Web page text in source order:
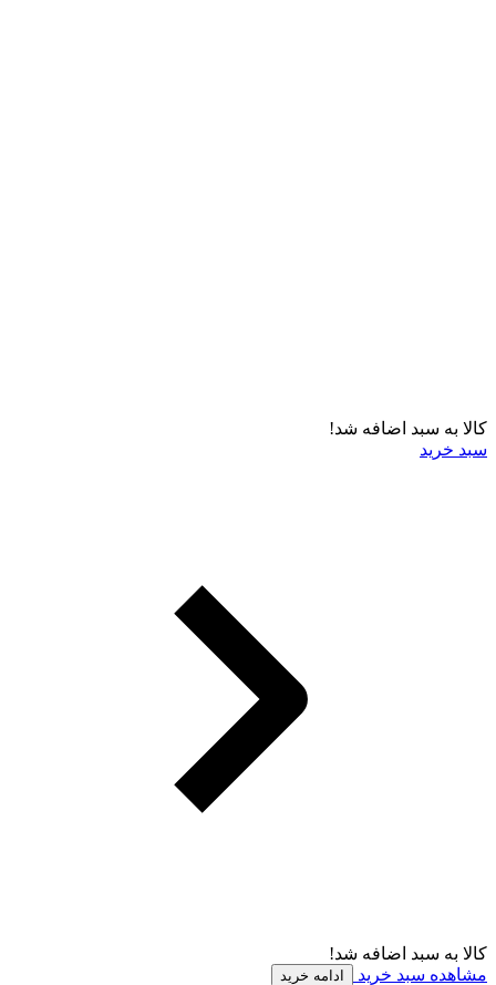
کالا به سبد اضافه شد!
سبد خرید
کالا به سبد اضافه شد!
مشاهده سبد خرید
ادامه خرید